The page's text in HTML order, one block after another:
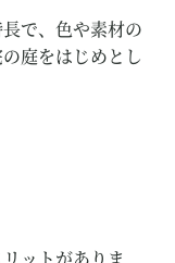
で、色や素材の
庭をはじめとし